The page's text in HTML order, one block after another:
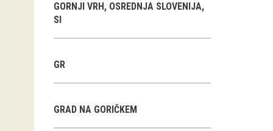
GORNJI VRH, OSREDNJA SLOVENIJA,
SI
GR
GRAD NA GORIČKEM